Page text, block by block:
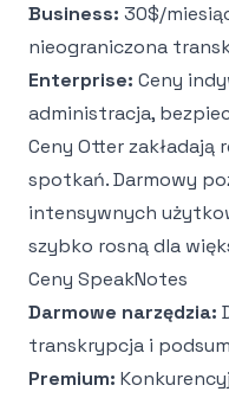
Business: 30$/
nieograniczona
Enterprise: Ceny
administracja,
Ceny Otter zakładają
spotkań. Darmowy
intensywnych
szybko rosną dla
Ceny SpeakNotes
Darmowe narzędzia:
transkrypcja i
Premium: